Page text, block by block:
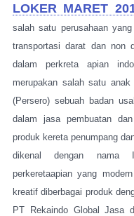
LOKER MARET
salah satu perusahaan
transportasi darat dan non
dalam perkreta apian
merupakan salah satu
(Persero) sebuah badan
dalam jasa pembuatan
produk kereta penumpang
dikenal dengan nama
perkeretaapian yang
kreatif diberbagai produk
PT Rekaindo Global Jasa